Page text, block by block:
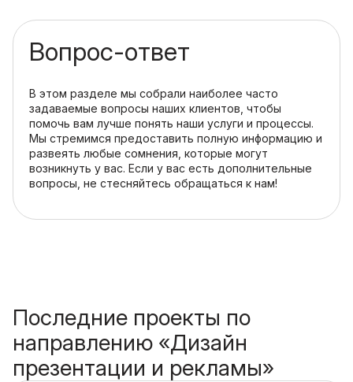
Вопрос-ответ
В этом разделе мы собрали наиболее часто
задаваемые вопросы наших клиентов, чтобы
помочь вам лучше понять наши услуги и процессы.
Мы стремимся предоставить полную информацию и
развеять любые сомнения, которые могут
возникнуть у вас. Если у вас есть дополнительные
вопросы, не стесняйтесь обращаться к нам!
Последние проекты по
направлению «Дизайн
презентации и рекламы»